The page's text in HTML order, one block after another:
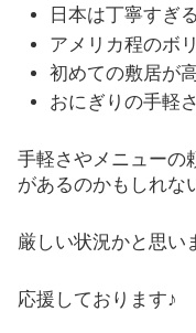
日本は丁寧すぎ
アメリカ程のボ
初めての敷居が
おにぎりの手軽
手軽さやメニューの
があるのかもしれな
厳しい状況かと思い
応援しております♪